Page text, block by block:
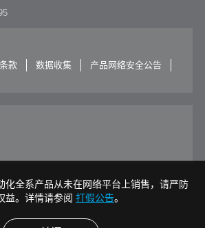
款 数据收集
产品网络安全公告
化全系产品从未在网络平台上销售，请严防
益。详情请参阅 打假公告。